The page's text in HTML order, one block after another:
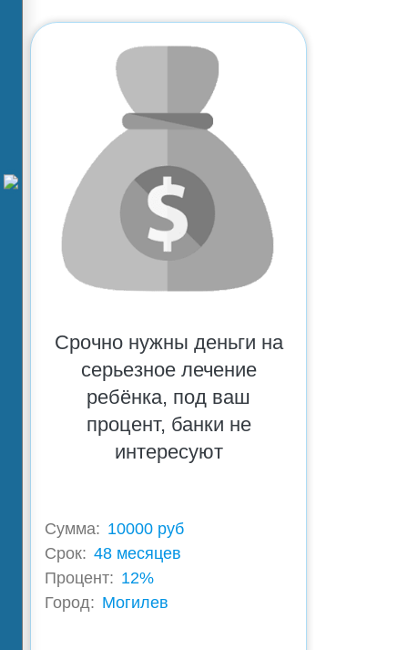
Срочно нужны деньги на
серьезное лечение
ребёнка, под ваш
процент, банки не
интересуют
Сумма: 10000 руб
Срок: 48 месяцев
Процент: 12%
Город: Могилев